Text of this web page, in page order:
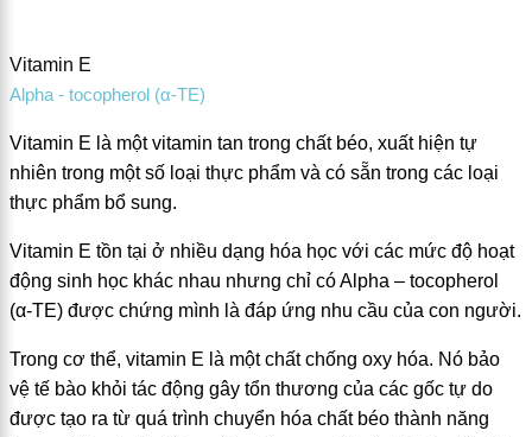
Vitamin E
Alpha - tocopherol (α-TE)
Vitamin E là một vitamin tan trong chất béo, xuất hiện tự
nhiên trong một số loại thực phẩm và có sẵn trong các loại
thực phẩm bổ sung.
Vitamin E tồn tại ở nhiều dạng hóa học với các mức độ hoạt
động sinh học khác nhau nhưng chỉ có Alpha – tocopherol
(α-TE) được chứng mình là đáp ứng nhu cầu của con người.
Trong cơ thể, vitamin E là một chất chống oxy hóa. Nó bảo
vệ tế bào khỏi tác động gây tổn thương của các gốc tự do
được tạo ra từ quá trình chuyển hóa chất béo thành năng